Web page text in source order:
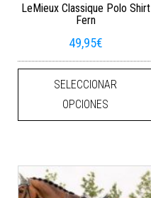
LeMieux Classique Polo Shirt
Fern
49,95€
SELECCIONAR
OPCIONES